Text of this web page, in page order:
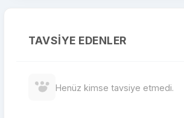
TAVSIYE EDENLER
Henüz kimse tavsiye etmedi.